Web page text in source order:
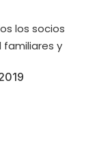
los socios
familiares y